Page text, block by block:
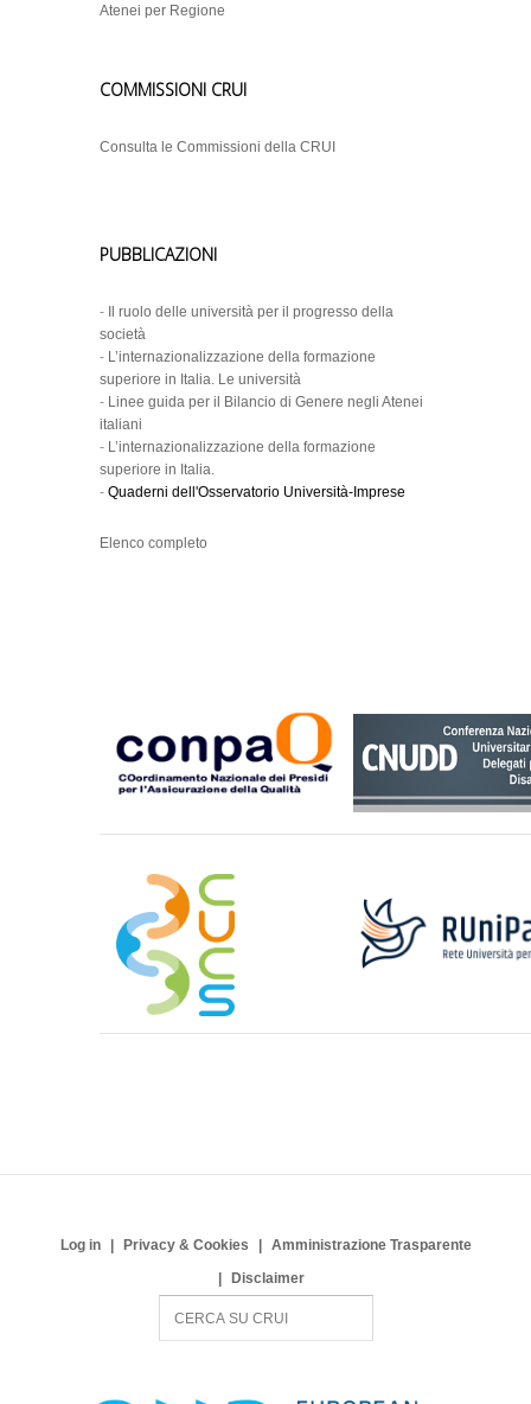
Atenei per Regione
COMMISSIONI CRUI
Consulta le Commissioni della CRUI
PUBBLICAZIONI
-
Il ruolo delle università per il progresso della
società
- L’internazionalizzazione della formazione
superiore in Italia. Le università
- Linee guida per il Bilancio di Genere negli Atenei
italiani
- L’internazionalizzazione della formazione
superiore in Italia.
- Quaderni dell'Osservatorio Università-Imprese
Elenco completo
Log in Privacy & Cookies
Amministrazione Trasparente
Disclaimer